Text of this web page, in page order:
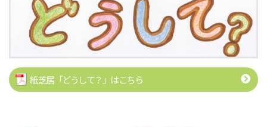
紙芝居「どうして？」はこちら